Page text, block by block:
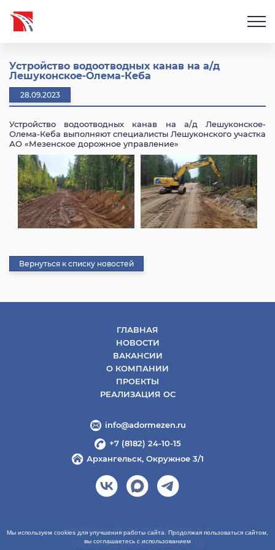
Устройство водоотводных канав на а/д
Лешуконское-Олема-Кеба
28.09.2023
Устройство водоотводных канав на а/д Лешуконское-
Олема-Кеба выполняют специалисты Лешуконского участка
АО «Мезенское дорожное управление»
Вернуться к списку новостей
ГЛАВНАЯ
НОВОСТИ
ВАКАНСИИ
О КОМПАНИИ
ПРОЕКТЫ
РЕАЛИЗАЦИЯ ОС
info@adormezen.ru
+7 (8182) 24-10-15
Архангельск, Окружное 3/1
ПОЛОЖЕНИЕ ОБ ОБРАБОТКЕ ПД
СОГЛАСИЕ НА ОБРАБОТКУ ПД
Мы используем cookies для улучшения работы сайта. Продолжая пользоваться сайтом,
вы соглашаетесь с использованием